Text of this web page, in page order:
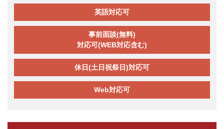
英語対応可
事前面談(無料)
対応可(WEB対応含む)
休日(土日祝祭日)対応可
Web対応可